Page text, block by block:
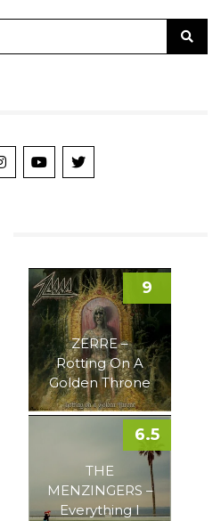
ZERRE –
Rotting On A
Golden Throne
9
THE
MENZINGERS –
Everything I
6.5